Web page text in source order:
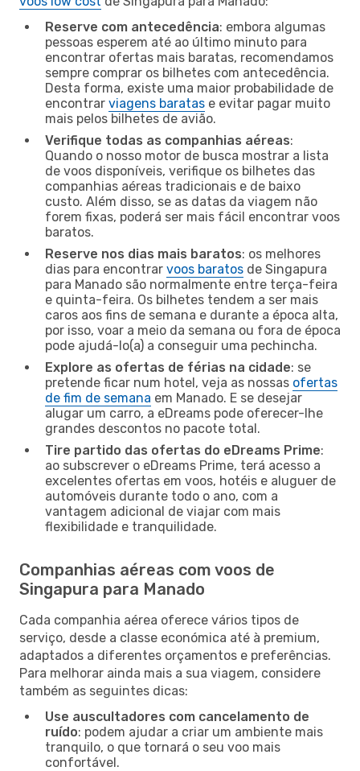
Reserve com antecedência: embora algumas
pessoas esperem até ao último minuto para
encontrar ofertas mais baratas, recomendamos
sempre comprar os bilhetes com antecedência.
Desta forma, existe uma maior probabilidade de
encontrar viagens baratas e evitar pagar muito
mais pelos bilhetes de avião.
Verifique todas as companhias aéreas:
Quando o nosso motor de busca mostrar a lista
de voos disponíveis, verifique os bilhetes das
companhias aéreas tradicionais e de baixo
custo. Além disso, se as datas da viagem não
forem fixas, poderá ser mais fácil encontrar voos
baratos.
Reserve nos dias mais baratos: os melhores
dias para encontrar voos baratos de Singapura
para Manado são normalmente entre terça-feira
e quinta-feira. Os bilhetes tendem a ser mais
caros aos fins de semana e durante a época alta,
por isso, voar a meio da semana ou fora de época
pode ajudá-lo(a) a conseguir uma pechincha.
Explore as ofertas de férias na cidade: se
pretende ficar num hotel, veja as nossas ofertas
de fim de semana em Manado. E se desejar
alugar um carro, a eDreams pode oferecer-lhe
grandes descontos no pacote total.
Tire partido das ofertas do eDreams Prime:
ao subscrever o eDreams Prime, terá acesso a
excelentes ofertas em voos, hotéis e aluguer de
automóveis durante todo o ano, com a
vantagem adicional de viajar com mais
flexibilidade e tranquilidade.
Companhias aéreas com voos de
Singapura para Manado
Cada companhia aérea oferece vários tipos de
serviço, desde a classe económica até à premium,
adaptados a diferentes orçamentos e preferências.
Para melhorar ainda mais a sua viagem, considere
também as seguintes dicas:
Use auscultadores com cancelamento de
ruído: podem ajudar a criar um ambiente mais
tranquilo, o que tornará o seu voo mais
confortável.